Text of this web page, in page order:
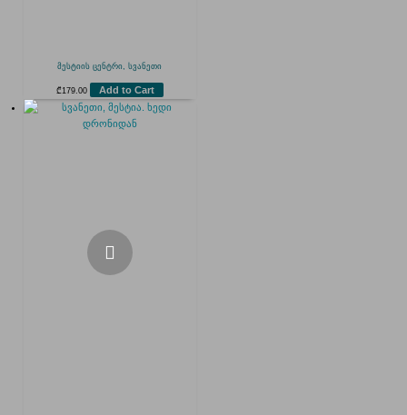
მესტიის ცენტრი, სვანეთი
₾ 179.00 Add to Cart